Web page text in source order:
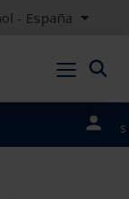
- España
portales